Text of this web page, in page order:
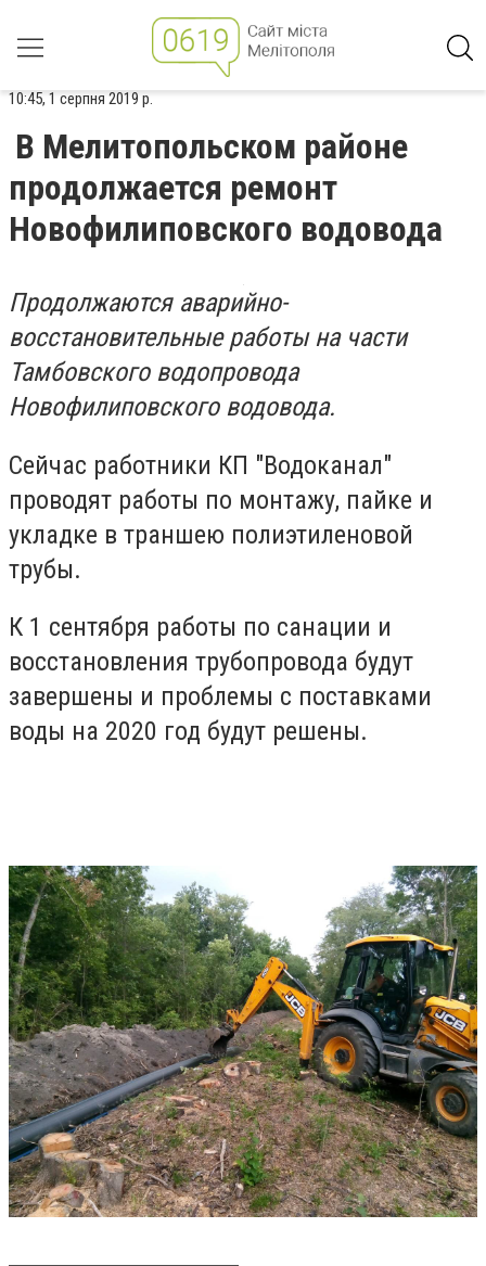
10:45, 1 серпня 2019 р.
В Мелитопольском районе
продолжается ремонт
Новофилиповского водовода
Продолжаются аварийно-
восстановительные работы на части
Тамбовского водопровода
Новофилиповского водовода.
Сейчас работники КП "Водоканал"
проводят работы по монтажу, пайке и
укладке в траншею полиэтиленовой
трубы.
К 1 сентября работы по санации и
восстановления трубопровода будут
завершены и проблемы с поставками
воды на 2020 год будут решены.